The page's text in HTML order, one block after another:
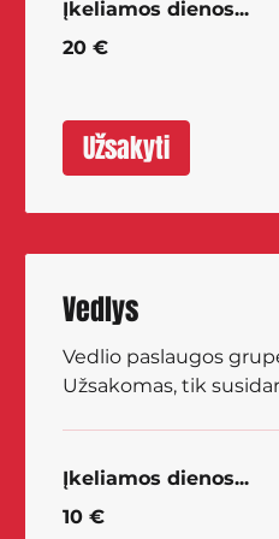
Įkeliamos dienos...
eurų
20 €
Užsakyti
Vedlys
Vedlio paslaugos
Užsakomas, tik
Įkeliamos dienos...
eurų
10 €